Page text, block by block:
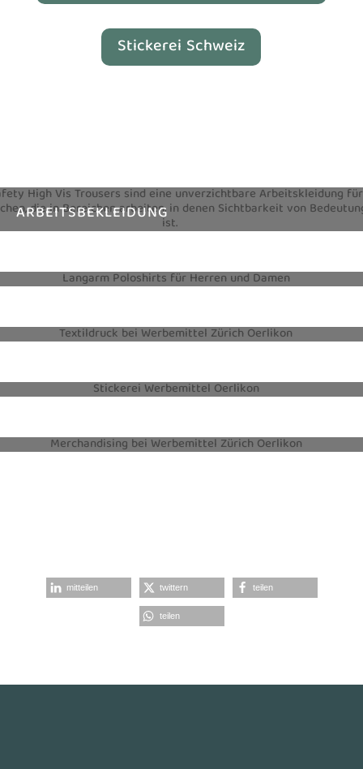
Stickerei Schweiz
ARBEITSBEKLEIDUNG
TEXTILIEN
TEXTILDRUCK
STICKEREI
MERCHANDISING
mitteilen twittern teilen
teilen